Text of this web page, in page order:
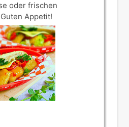
oder frischen
Appetit!